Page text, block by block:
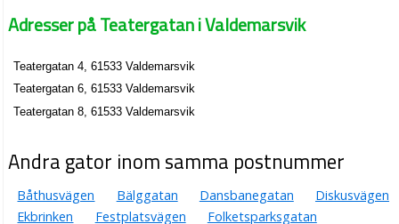
Adresser på Teatergatan i Valdemarsvik
Teatergatan 4, 61533 Valdemarsvik
Teatergatan 6, 61533 Valdemarsvik
Teatergatan 8, 61533 Valdemarsvik
Andra gator inom samma postnummer
Båthusvägen Bälggatan Dansbanegatan
Diskusvägen
Ekbrinken
Festplatsvägen
Folketsparksgatan